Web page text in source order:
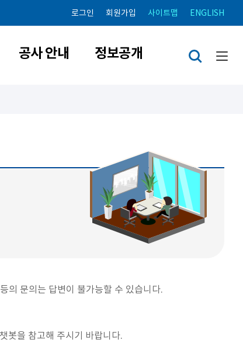
로그인 회원가입 사이트맵 ENGLISH
공사 안내 정보공개
의 문의는 답변이 불가능할 수 있습니다.
봇을 참고해 주시기 바랍니다.